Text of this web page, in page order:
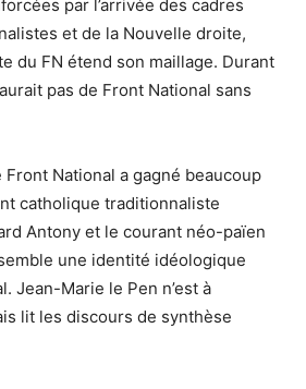
par l’arrivée des cadres
et de la Nouvelle droite,
du FN étend son maillage. Durant
pas de Front National sans
Front National a gagné beaucoup
catholique traditionnaliste
Antony et le courant néo-païen
une identité idéologique
Jean-Marie le Pen n’est à
lit les discours de synthèse